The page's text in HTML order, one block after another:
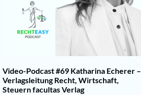
Video-Podcast #69 Katharina Echerer –
Verlagsleitung Recht, Wirtschaft,
Steuern facultas Verlag